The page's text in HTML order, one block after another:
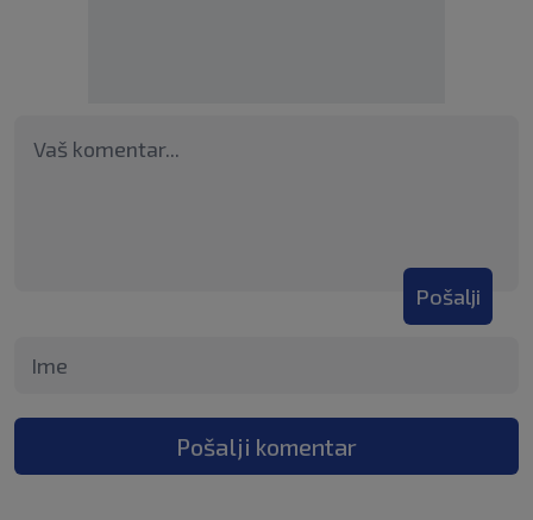
Pošalji
Pošalji komentar